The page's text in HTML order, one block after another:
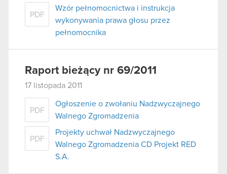
PDF
Wzór pełnomocnictwa i instrukcja
wykonywania prawa głosu przez
pełnomocnika
Raport bieżący nr 69/2011
17 listopada 2011
PDF
Ogłoszenie o zwołaniu Nadzwyczajnego
Walnego Zgromadzenia
PDF
Projekty uchwał Nadzwyczajnego
Walnego Zgromadzenia CD Projekt RED
S.A.